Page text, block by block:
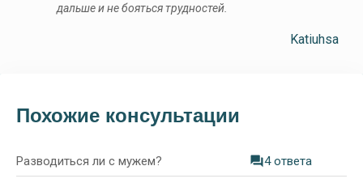
дальше и не бояться трудностей.
Katiuhsa
Похожие консультации
Разводиться ли с мужем? 4 ответа